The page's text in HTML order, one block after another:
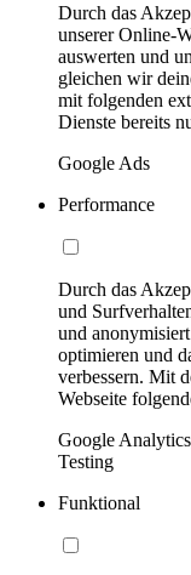
Durch das
unserer Online-
auswerten und
gleichen wir
mit folgenden
Dienste bereits
Google Ads
Performance
Durch das
und
und
optimieren und
verbessern. Mit
Webseite
Google
Testing
Funktional